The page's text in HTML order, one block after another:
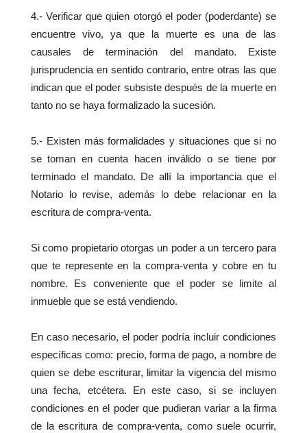
4.- Verificar que quien otorgó el poder (poderdante) se
encuentre vivo, ya que la muerte es una de las
causales de terminación del mandato. Existe
jurisprudencia en sentido contrario, entre otras las que
indican que el poder subsiste después de la muerte en
tanto no se haya formalizado la sucesión.
5.- Existen más formalidades y situaciones que si no
se toman en cuenta hacen inválido o se tiene por
terminado el mandato. De allí la importancia que el
Notario lo revise, además lo debe relacionar en la
escritura de compra-venta.
Si como propietario otorgas un poder a un tercero para
que te represente en la compra-venta y cobre en tu
nombre. Es conveniente que el poder se limite al
inmueble que se está vendiendo.
En caso necesario, el poder podría incluir condiciones
específicas como: precio, forma de pago, a nombre de
quien se debe escriturar, limitar la vigencia del mismo
una fecha, etcétera. En este caso, si se incluyen
condiciones en el poder que pudieran variar a la firma
de la escritura de compra-venta, como suele ocurrir,